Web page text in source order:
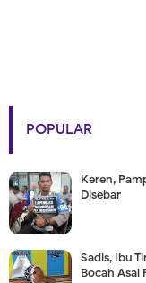
POPULAR
Keren,
Disebar
Sadis, Ibu
Bocah Asal